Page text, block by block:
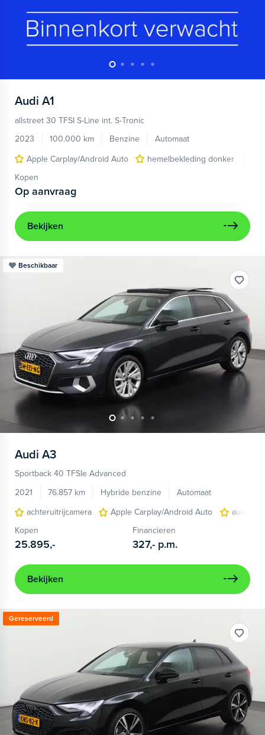
Audi A1
allstreet 30 TFSI S-Line int. S-Tronic
2023
100.000 km Benzine
Automaat
Apple Carplay/Android Auto
hemelbekleding donker
Kopen
Op aanvraag
Bekijken
Beschikbaar
Audi A3
Sportback 40 TFSIe Advanced
2021
76.857 km Hybride benzine
Automaat
achteruitrijcamera
Apple Carplay/Android Auto
audio
Kopen
25.895,-
Financieren
327,- p.m.
Bekijken
Gereserveerd